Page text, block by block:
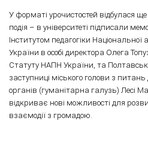
У форматі урочистостей відбулася
подія – в університеті підписали
Інститутом педагогіки Національної
України в особі директора Олега
Статуту НАПН України, та
заступниці міського голови з
органів (гуманітарна галузь) Лесі
відкриває нові можливості для
взаємодії з громадою.